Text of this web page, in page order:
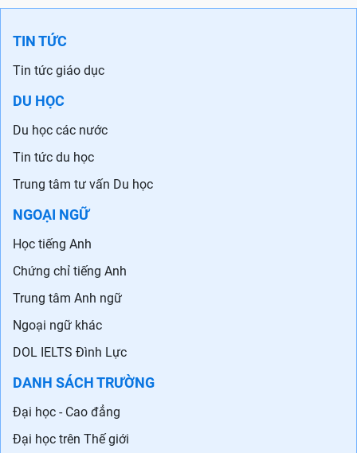
TIN TỨC
Tin tức giáo dục
DU HỌC
Du học các nước
Tin tức du học
Trung tâm tư vấn Du học
NGOẠI NGỮ
Học tiếng Anh
Chứng chỉ tiếng Anh
Trung tâm Anh ngữ
Ngoại ngữ khác
DOL IELTS Đình Lực
DANH SÁCH TRƯỜNG
Đại học - Cao đẳng
Đại học trên Thế giới